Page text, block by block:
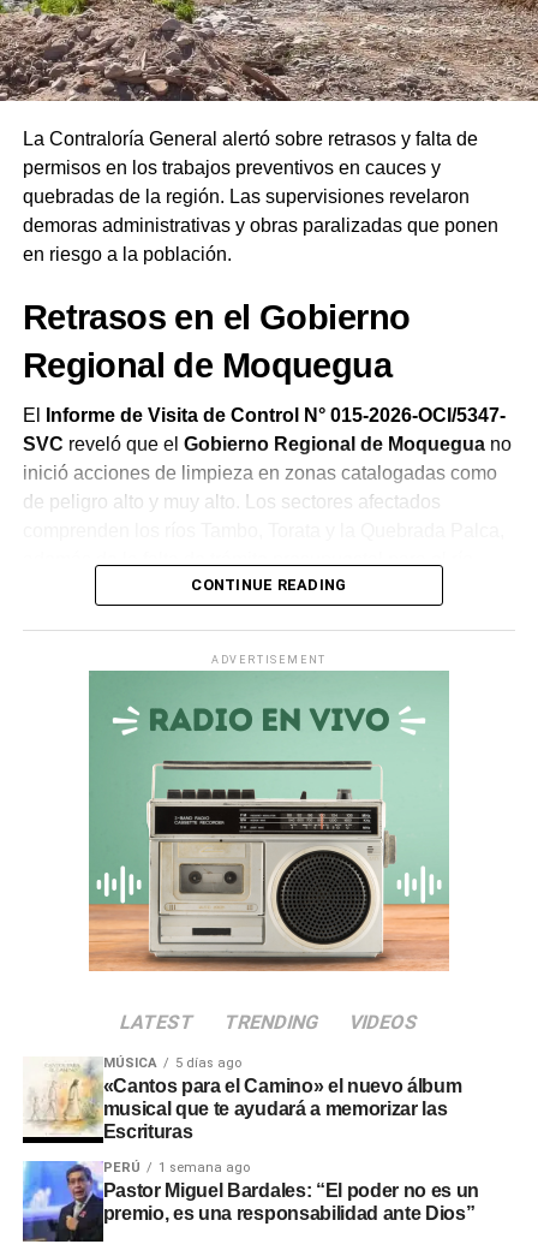
las autoridades salientes y entrantes. Finalmente,
remarcó que las Asambleas de Dios del Perú celebran su
19.ª Confraternidad Regional en Ilo reafirmando el
compromiso de la iglesia de orar constantemente por el
bienestar del país.
La Contraloría General alertó sobre retrasos y falta de
permisos en los trabajos preventivos en cauces y
quebradas de la región. Las supervisiones revelaron
demoras administrativas y obras paralizadas que ponen
en riesgo a la población.
Retrasos en el Gobierno
Regional de Moquegua
El
Informe de Visita de Control N° 015-2026-OCI/5347-
SVC reveló que el Gobierno Regional de Moqueguano
inició acciones de limpieza en zonas catalogadas como
de peligro alto y muy alto. Los sectores afectados
descolmatación adjudicado porS/ 70 000quedó
la nulidad del servicio debido a incompatibilidades en los
términos de referencia, dejando vulnerable a la zona.
Irregularidades en la
Municipalidad Distrital de San
Antonio
Informe de Visita de Control N° 017-2026-OCI/0446-
no aprobó el presupuesto para las
intervenciones en los sectores de Chamos del Pino y La
Rinconada, a pesar de disponer de recursos económicos
institucionales.
Adicionalmente, en el sector
laboró sin la autorización de laAutoridad Administrativa
del Agua. En Santo Domingo y El Conde, las labores
CONTINUE READING
ADVERTISEMENT
LATEST TRENDING VIDEOS
MÚSICA 5 días ago
«Cantos para el Camino» el nuevo álbum
musical que te ayudará a memorizar las
Escrituras
PERÚ 1 semana ago
Pastor Miguel Bardales: “El poder no es un
premio, es una responsabilidad ante Dios”